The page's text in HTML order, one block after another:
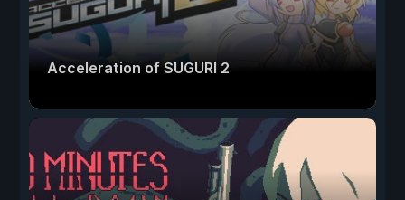
Acceleration of SUGURI 2